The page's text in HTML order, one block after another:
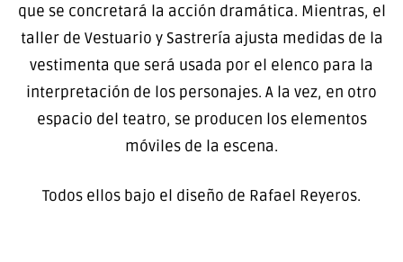
que se concretará la acción dramática. Mientras, el
taller de Vestuario y Sastrería ajusta medidas de la
vestimenta que será usada por el elenco para la
interpretación de los personajes. A la vez, en otro
espacio del teatro, se producen los elementos
móviles de la escena.
Todos ellos bajo el diseño de Rafael Reyeros.